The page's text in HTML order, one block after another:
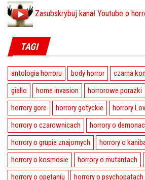
Zasubskrybuj kanał Youtube o
TAGI
antologia horroru body horror czarna
giallo
home invasion horrorowe porażki
horrory gore
horrory gotyckie
horrory
horrory o czarownicach
horrory o
horrory o grupie znajomych
horrory o
horrory o kosmosie
horrory o mutantach
horrory o opętaniu
horrory o psychopatach